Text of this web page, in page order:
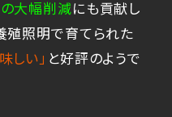
大幅削減にも貢献し
殖照明で育てられた
しい」 と好評のようで